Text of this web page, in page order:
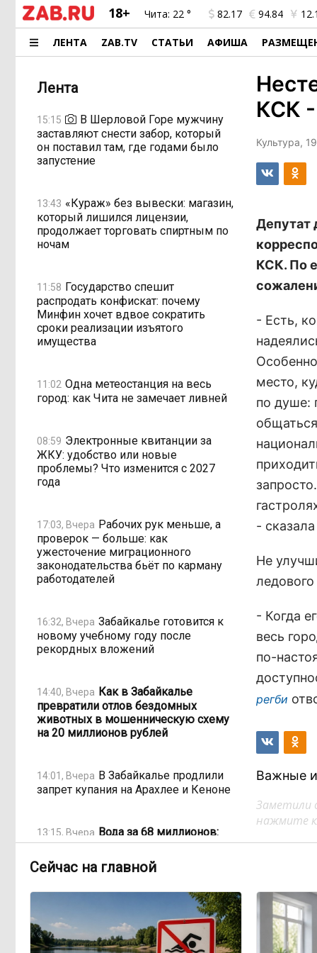
18+ Чита: 22 ° 82.17 94.84
ЛЕНТА ZAB.TV СТАТЬИ АФИША
Лента
15:15
В Шерловой Горе мужчину
заставляют снести забор, который
он поставил там, где годами было
запустение
13:43 «Кураж» без вывески: магазин,
который лишился лицензии,
продолжает торговать спиртным по
ночам
11:58 Государство спешит
распродать конфискат: почему
Минфин хочет вдвое сократить
сроки реализации изъятого
имущества
11:02 Одна метеостанция на весь
город: как Чита не замечает ливней
08:59 Электронные квитанции за
ЖКУ: удобство или новые
проблемы? Что изменится с 2027
года
17:03, Вчера Рабочих рук меньше, а
проверок — больше: как
ужесточение миграционного
законодательства бьёт по карману
работодателей
16:32, Вчера Забайкалье готовится к
новому учебному году после
рекордных вложений
14:40, Вчера Как в Забайкалье
превратили отлов бездомных
животных в мошенническую схему
на 20 миллионов рублей
14:01, Вчера В Забайкалье продлили
запрет купания на Арахлее и Кеноне
13:15, Вчера Вода за 68 миллионов:
ТГК-14 заплатит государству за
пользование Кеноном и Ингодой
Этно-парк, который до
сих пор не готов, работает почти три
года: что не так с Сухотино?
КСК
Культура,
Депутат
КСК. По
- Есть,
место,
по душе:
-
Не
- Когда
весь
по-
регби
Важные
Заметили
нажмите
Сейчас на главной